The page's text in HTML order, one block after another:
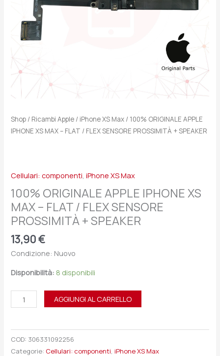
Shop / Ricambi Apple / iPhone XS Max / 100% ORIGINALE APPLE
IPHONE XS MAX – FLAT / FLEX SENSORE PROSSIMITÀ + SPEAKER
Cellulari: componenti,iPhone XS Max
100% ORIGINALE APPLE IPHONE XS
MAX – FLAT / FLEX SENSORE
PROSSIMITÀ + SPEAKER
13,90€
Condizione: Nuovo
Disponibilità: 8 disponibili
SENSORE
PROSSIMITÀ
SPEAKER
quantità
AGGIUNGI AL CARRELLO
COD: 306331092256
Categorie: Cellulari: componenti,iPhone XS Max